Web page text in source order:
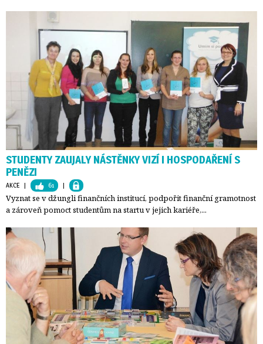
STUDENTY ZAUJALY NÁSTĚNKY VIZÍ I HOSPODAŘENÍ S
PENĚZI
AKCE | 61 |
Vyznat se v džungli finančních institucí, podpořit finanční gramotnost
a zároveň pomoct studentům na startu v jejich kariéře,...